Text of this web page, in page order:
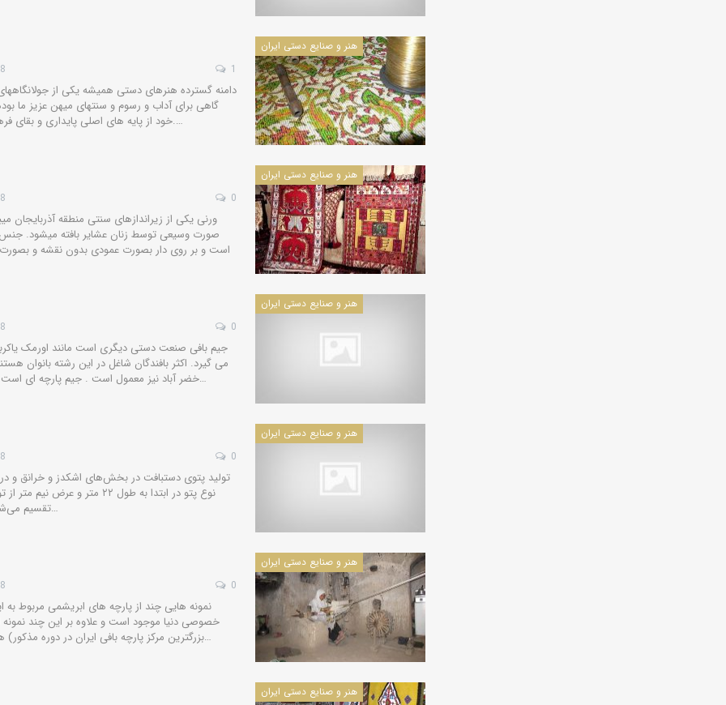
هنر و صنایع دستی ایران
1
دامنه گسترده هنرهای دستی همیشه یكی از
گاهی برای آداب و رسوم و سنتهای میهن عزیز ما
خود از پایه های اصلی پایداری و بقای فرهنگ و هنر كهن ایران زمین میباشد.…
هنر و صنایع دستی ایران
0
ورنی یكی از زیراندازهای سنتی منطقه آذربایجان
صورت وسیعی توسط زنان عشایر بافته میشود. جنس
است و بر روی دار بصورت عمودی بدون نقشه و
هنر و صنایع دستی ایران
0
جیم بافی صنعت دستی دیگری است مانند اورمک
می گیرد. اکثر بافندگان شاغل در این رشته بانوان
خضر آباد نیز معمول است . جیم پارچه ای است که از آن در تهیه لباس استفاده می…
هنر و صنایع دستی ایران
0
تولید پتوى دستبافت در بخش‌هاى اشکدز و خرانق و در
نوع پتو در ابتدا به طول ۲۲ متر
تقسیم مى‌شود و از دوختن آن‌ها پتویى به ابعاد…
هنر و صنایع دستی ایران
0
نمونه هایی چند از پارچه های ابریشمی مربوط
خصوصی دنیا موجود است و علاوه بر این چند
بزرگترین مرکز پارچه بافی ایران در دوره مذکور) هستند. در موزه دوران اسلامی موزه…
هنر و صنایع دستی ایران
دره‌ها و تنگه‌های ایران
تنگه لی لی، دورود